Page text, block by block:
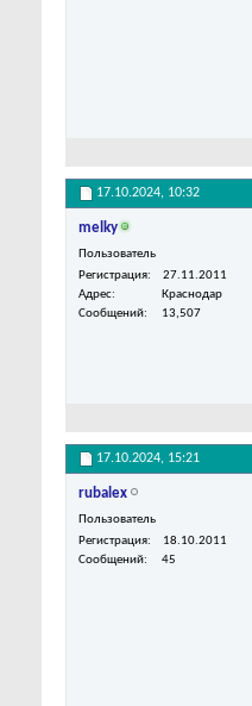
17.10.2024, 10:32
melky
Пользователь
Регистрация
27.11.2011
Адрес
Краснодар
Сообщений
13,507
17.10.2024, 15:21
rubalex
Пользователь
Регистрация
18.10.2011
Сообщений
45